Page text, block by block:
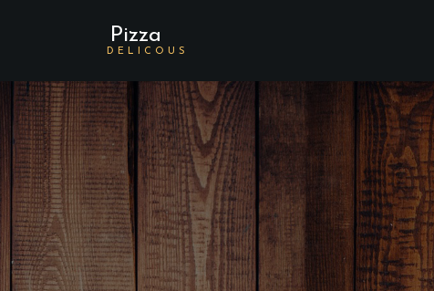
Pizza
DELICOUS